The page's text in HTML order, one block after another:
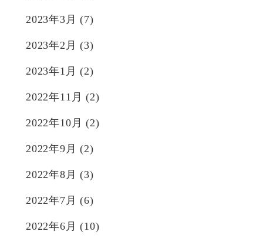
2023年3月 (7)
2023年2月 (3)
2023年1月 (2)
2022年11月 (2)
2022年10月 (2)
2022年9月 (2)
2022年8月 (3)
2022年7月 (6)
2022年6月 (10)